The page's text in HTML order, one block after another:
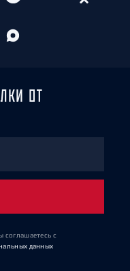
ОТ
соглашаетесь с
данных